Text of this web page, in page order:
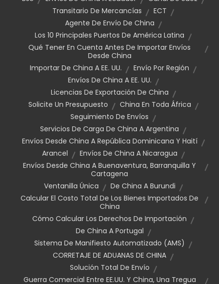
Transitario De Mercancías
ECT
Agente De Envío De China
Los 10 Principales Puertos De América Latina
Qué Tener En Cuenta Antes De Importar Envíos
Desde China
Importar De China A EE. UU.
Envío Por Región
Envíos De China A EE. UU.
Licencias De Exportación De China
Solicite Un Presupuesto
China En Toda África
Seguimiento De Envíos
Servicios De Carga De China A Argentina
Envíos Desde China A República Dominicana Y Haití
Arancel
Envíos De China A Nicaragua
Envíos Desde China A Buenaventura, Barranquilla Y
Cartagena
Ventanilla Única
De China A Burundi
Calcular El Costo Total De Los Bienes Importados De
China
Cómo Calcular Los Derechos De Importación
De China A Portugal
Sistema De Manifiesto Automatizado (AMS)
CORRETAJE DE ADUANAS DE CHINA
Solución Total De Envío
Guerra Comercial Entre EE.UU. Y China, Una Tregua